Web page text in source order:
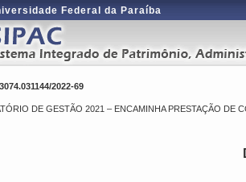
Federal da Paraíba
2022-69
DE GESTÃO 2021 – ENCAMINHA PRESTAÇÃO DE